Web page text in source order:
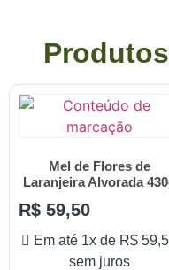
Mel de Flores de
Laranjeira Alvorada
R$ 59,50
Em até 1x de R$
sem juros